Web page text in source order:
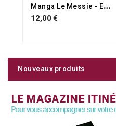
M
anga Le Messie - Extrait
12,00 €
Nouveaux produits